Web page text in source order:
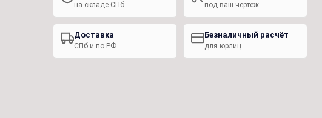
на складе СПб под ваш чертёж
Доставка
СПб и по РФ
Безналичный расчёт
для юрлиц